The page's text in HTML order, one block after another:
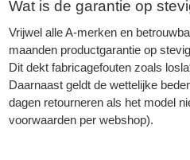
Wat is de garantie op
Vrijwel alle A-merken en
maanden productgarantie op
Dit dekt fabricagefouten zoals
Daarnaast geldt de wettelijke
dagen retourneren als het model
voorwaarden per webshop).